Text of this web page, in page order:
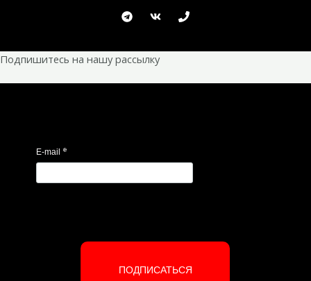
Подпишитесь на нашу рассылку
E-mail *
ПОДПИСАТЬСЯ